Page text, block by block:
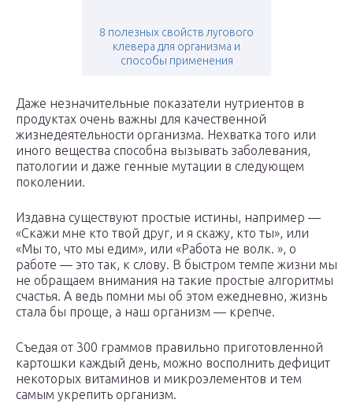
8 полезных свойств лугового
клевера для организма и
способы применения
Даже незначительные показатели нутриентов в
продуктах очень важны для качественной
жизнедеятельности организма. Нехватка того или
иного вещества способна вызывать заболевания,
патологии и даже генные мутации в следующем
поколении.
Издавна существуют простые истины, например —
«Скажи мне кто твой друг, и я скажу, кто ты», или
«Мы то, что мы едим», или «Работа не волк. », о
работе — это так, к слову. В быстром темпе жизни мы
не обращаем внимания на такие простые алгоритмы
счастья. А ведь помни мы об этом ежедневно, жизнь
стала бы проще, а наш организм — крепче.
Съедая от 300 граммов правильно приготовленной
картошки каждый день, можно восполнить дефицит
некоторых витаминов и микроэлементов и тем
самым укрепить организм.